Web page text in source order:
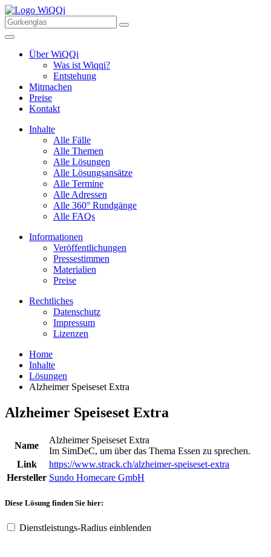
Über WiQQi
Was ist Wiqqi?
Entstehung
Mitmachen
Preise
Kontakt
Inhalte
Alle Fälle
Alle Themen
Alle Lösungen
Alle Lösungsansätze
Alle Termine
Alle Adressen
Alle 360° Rundgänge
Alle FAQs
Informationen
Veröffentlichungen
Pressestimmen
Materialien
Preise
Rechtliches
Datenschutz
Impressum
Lizenzen
Home
Inhalte
Lösungen
Alzheimer Speiseset Extra
Alzheimer Speiseset Extra
Name
Alzheimer Speiseset Extra
Im SimDeC, um über das Thema Essen zu sprechen.
Link
https://www.strack.ch/alzheimer-speiseset-extra
Hersteller Sundo Homecare GmbH
Diese Lösung finden Sie hier:
Dienstleistungs-Radius einblenden